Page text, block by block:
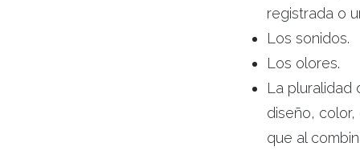
registrada o
Los sonidos.
Los olores.
La pluralidad
diseño,
que al